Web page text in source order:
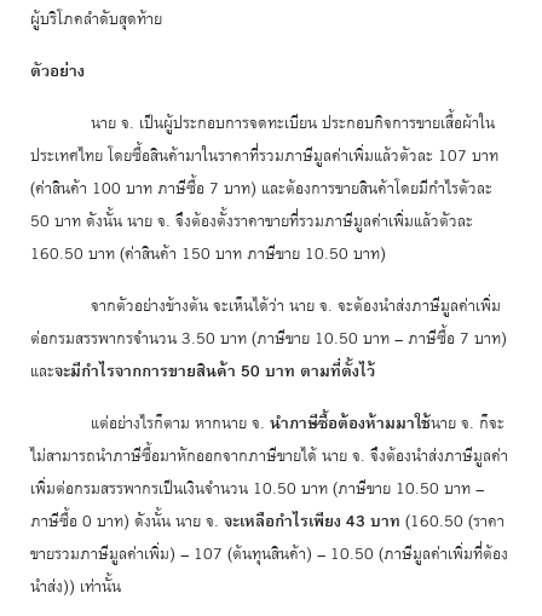
ผู้บริโภคลำดับสุดท้าย
ตัวอย่าง
นาย จ. เป็นผู้ประกอบการจดทะเบียน ประกอบกิจการขายเสื้อผ้าใน
ประเทศไทย โดยซื้อสินค้ามาในราคาที่รวมภาษีมูลค่าเพิ่มแล้วตัวละ 107 บาท
(ค่าสินค้า 100 บาท ภาษีซื้อ 7 บาท) และต้องการขายสินค้าโดยมีกำไรตัวละ
50 บาท ดังนั้น นาย จ. จึงต้องตั้งราคาขายที่รวมภาษีมูลค่าเพิ่มแล้วตัวละ
160.50 บาท (ค่าสินค้า 150 บาท ภาษีขาย 10.50 บาท)
จากตัวอย่างข้างต้น จะเห็นได้ว่า นาย จ. จะต้องนำส่งภาษีมูลค่าเพิ่ม
ต่อกรมสรรพากรจำนวน 3.50 บาท (ภาษีขาย 10.50 บาท – ภาษีซื้อ 7 บาท)
และจะมีกำไรจากการขายสินค้า 50 บาท ตามที่ตั้งไว้
แต่อย่างไรก็ตาม หากนาย จ. นำภาษีซื้อต้องห้ามมาใช้นาย จ. ก็จะ
ไม่สามารถนำภาษีซื้อมาหักออกจากภาษีขายได้ นาย จ. จึงต้องนำส่งภาษีมูลค่า
เพิ่มต่อกรมสรรพากรเป็นเงินจำนวน 10.50 บาท (ภาษีขาย 10.50 บาท –
ภาษีซื้อ 0 บาท) ดังนั้น นาย จ. จะเหลือกำไรเพียง 43 บาท (160.50 (ราคา
ขายรวมภาษีมูลค่าเพิ่ม) – 107 (ต้นทุนสินค้า) – 10.50 (ภาษีมูลค่าเพิ่มที่ต้อง
นำส่ง)) เท่านั้น